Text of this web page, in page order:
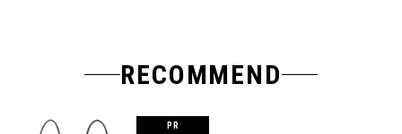
RECOMMEND